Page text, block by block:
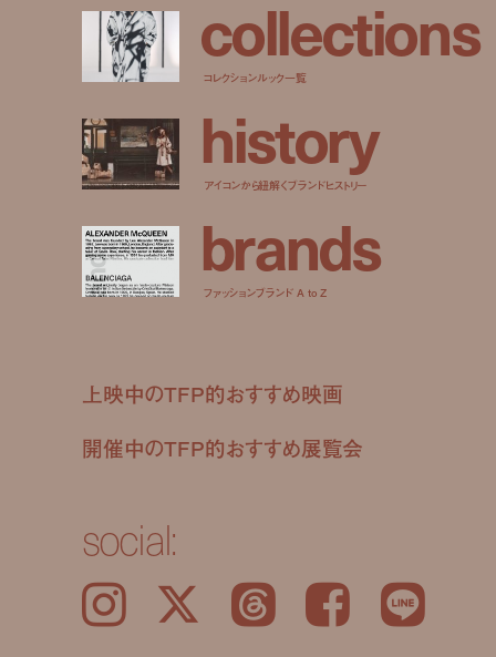
collections
コレクションルック一覧
history
アイコンから紐解くブランドヒストリー
brands
ファッションブランド A to Z
上映中のTFP的おすすめ映画
開催中のTFP的おすすめ展覧会
social:
Instagram 𝕏 Threads Facebook LINE